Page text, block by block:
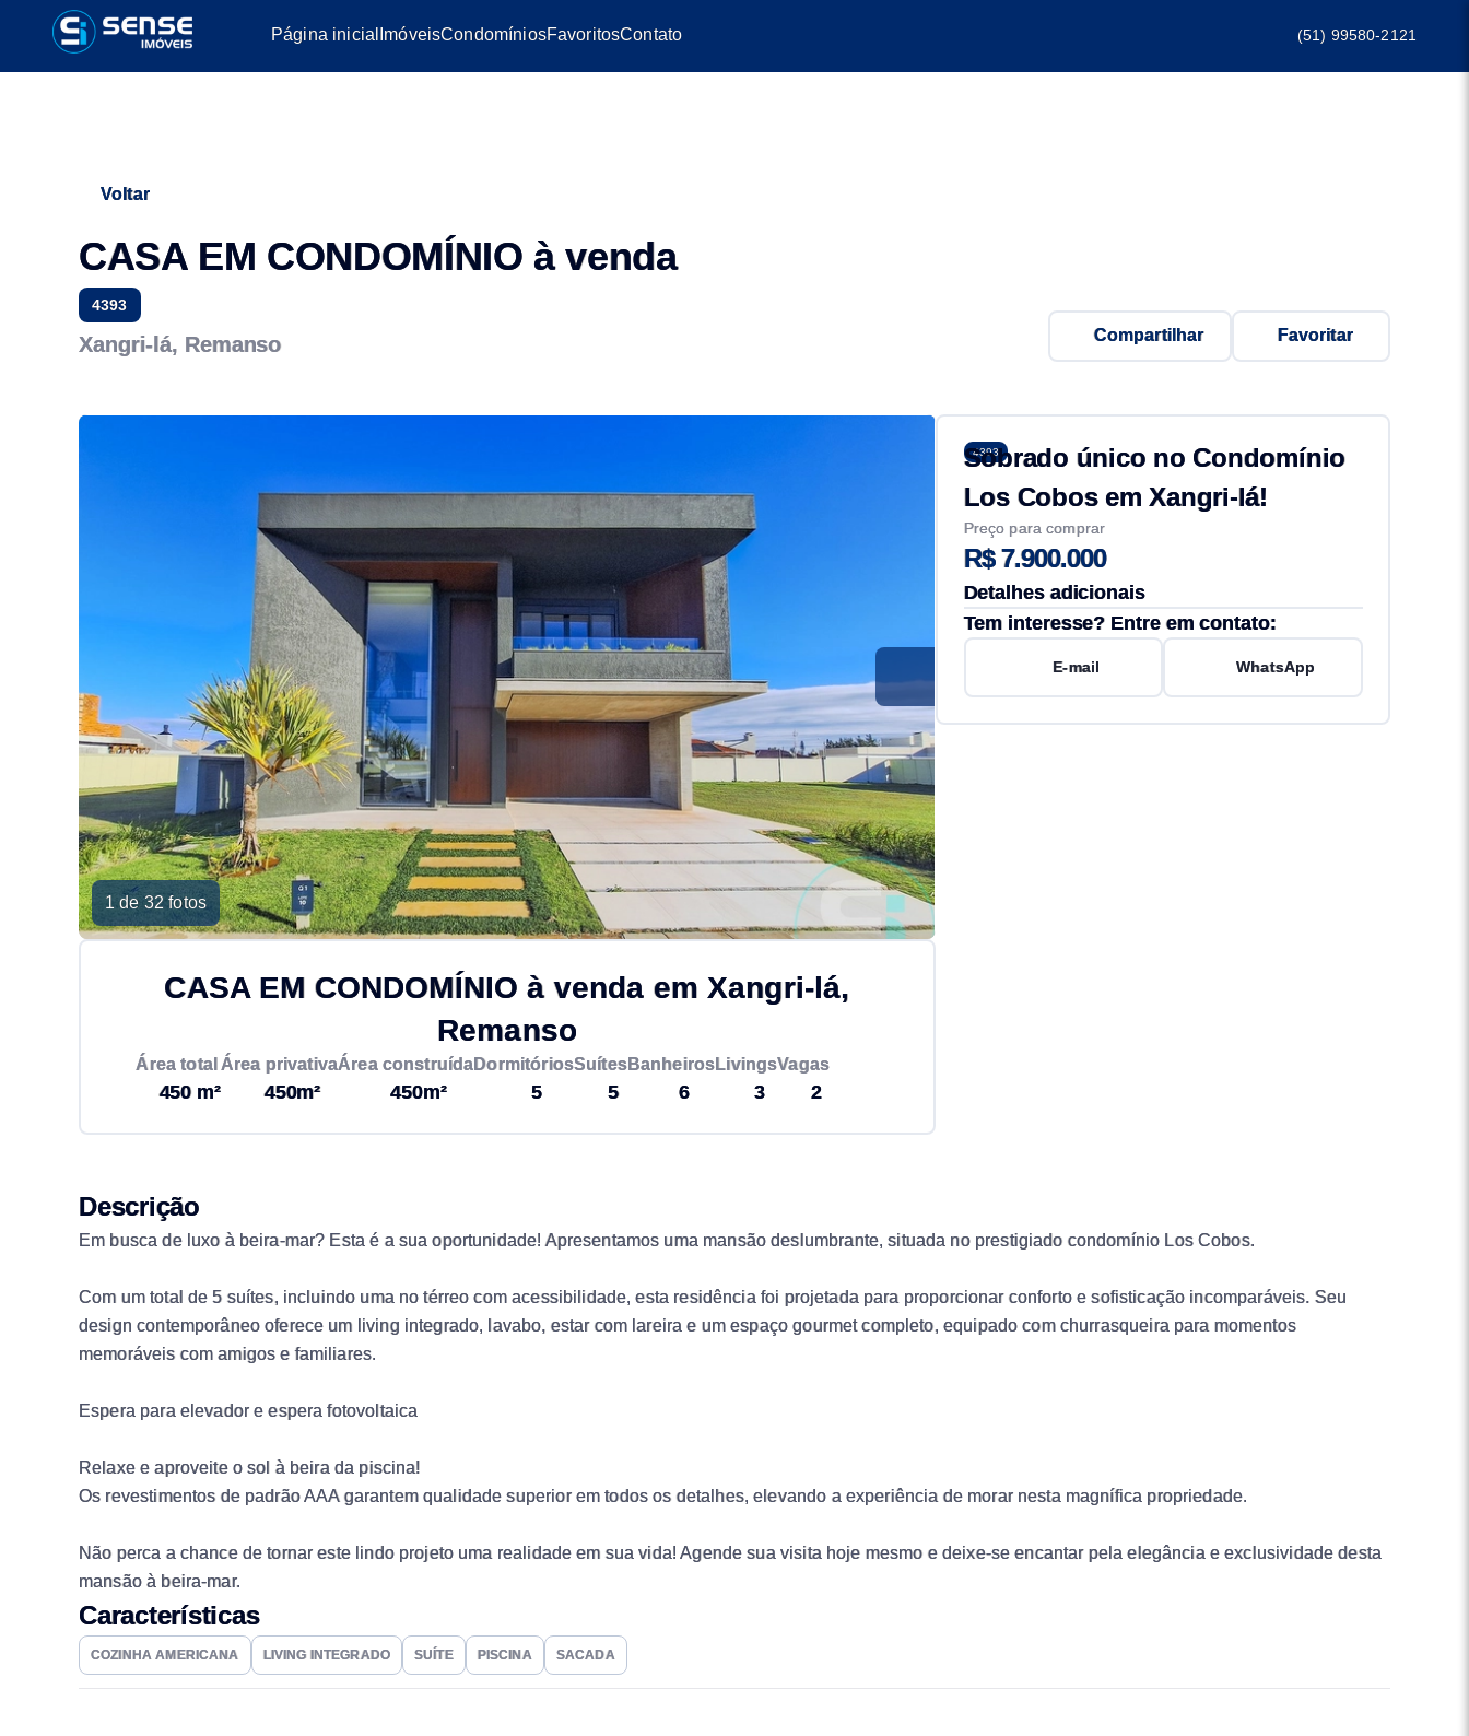
Página inicial ImóveisCondomíniosFavoritosContato (51) 99580-2121
Voltar
CASA EM CONDOMÍNIO à venda
4393
Xangri-lá, Remanso Compartilhar Favoritar
1 de 32 fotos
CASA EM CONDOMÍNIO à venda em Xangri-lá,
Remanso
Área total
450 m²
Área privativa
450m²
Área construída
450m²
Dormitórios
5
Suítes
5
Banheiros
6
Livings
3
Vagas
2
4393
Sobrado único no Condomínio
Los Cobos em Xangri-lá!
Preço para comprar
R$ 7.900.000
Detalhes adicionais
Tem interesse? Entre em contato:
E-mail WhatsApp
Descrição
Em busca de luxo à beira-mar? Esta é a sua oportunidade! Apresentamos uma mansão deslumbrante, situada no prestigiado condomínio Los Cobos.
Com um total de 5 suítes, incluindo uma no térreo com acessibilidade, esta residência foi projetada para proporcionar conforto e sofisticação incomparáveis. Seu
design contemporâneo oferece um living integrado, lavabo, estar com lareira e um espaço gourmet completo, equipado com churrasqueira para momentos
memoráveis com amigos e familiares.
Espera para elevador e espera fotovoltaica
Relaxe e aproveite o sol à beira da piscina!
Os revestimentos de padrão AAA garantem qualidade superior em todos os detalhes, elevando a experiência de morar nesta magnífica propriedade.
Não perca a chance de tornar este lindo projeto uma realidade em sua vida! Agende sua visita hoje mesmo e deixe-se encantar pela elegância e exclusividade desta
mansão à beira-mar.
Características
COZINHA AMERICANA LIVING INTEGRADO SUÍTE PISCINA SACADA